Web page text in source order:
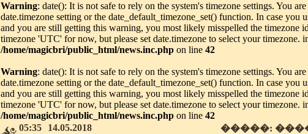
Warning: date(): It is not safe to rely on the system's timezone settings. You
date.timezone setting or the date_default_timezone_set() function. In case you
and you are still getting this warning, you most likely misspelled the timezone
timezone 'UTC' for now, but please set date.timezone to select your timezone.
/home/magicbri/public_html/news.inc.php on line 42
Warning: date(): It is not safe to rely on the system's timezone settings. You
date.timezone setting or the date_default_timezone_set() function. In case you
and you are still getting this warning, you most likely misspelled the timezone
timezone 'UTC' for now, but please set date.timezone to select your timezone.
/home/magicbri/public_html/news.inc.php on line 42
05:35
14.05.2018 �����: